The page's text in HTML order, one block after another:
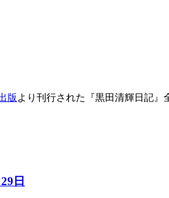
版 より刊行された『黒田清輝日記
日